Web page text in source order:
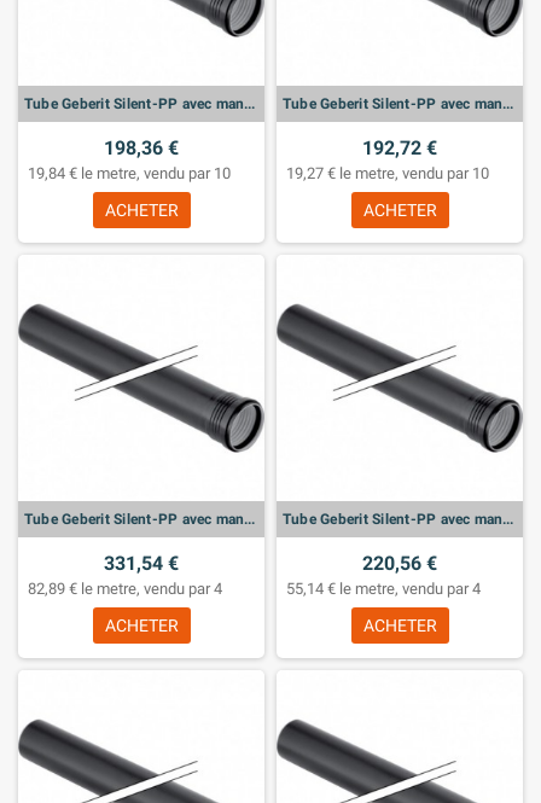
Tube Geberit Silent-PP avec manchon: d:40mm, L:300cm
198,36 €
19,84 € le metre, vendu par 10
ACHETER
Tube Geberit Silent-PP avec manchon: d:32mm, L:300cm
192,72 €
19,27 € le metre, vendu par 10
ACHETER
Tube Geberit Silent-PP avec manchon: d:160mm, L:200cm
331,54 €
82,89 € le metre, vendu par 4
ACHETER
Tube Geberit Silent-PP avec manchon: d:125mm, L:200cm
220,56 €
55,14 € le metre, vendu par 4
ACHETER